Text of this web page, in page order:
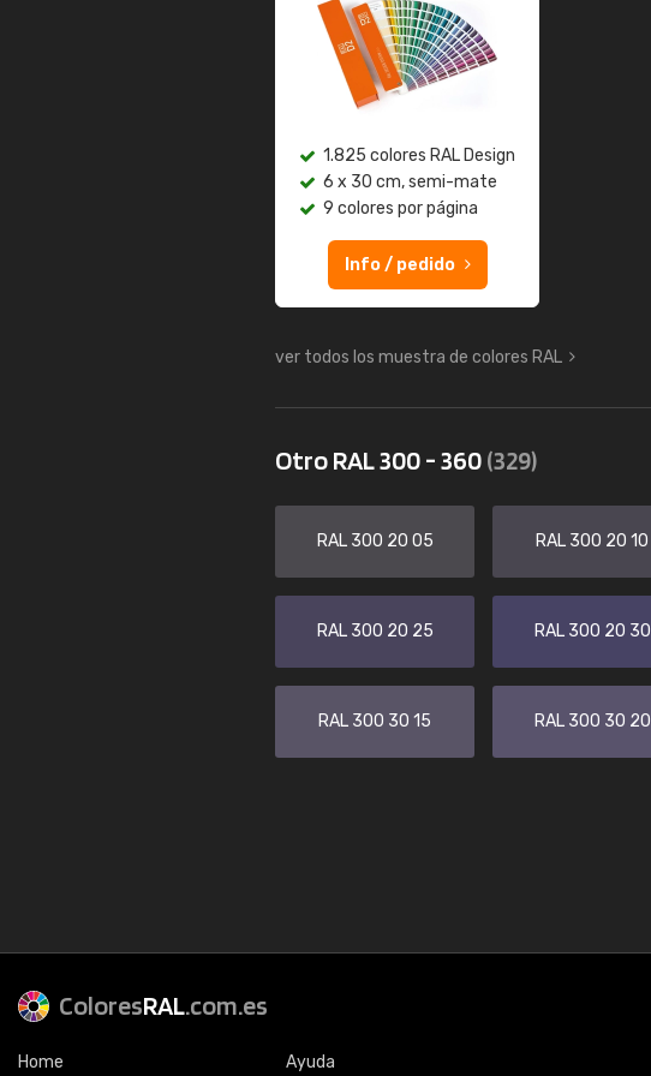
1.825 colores RAL Design
6 x 30 cm, semi-mate
9 colores por página
Info / pedido
ver todos los muestra de colores RAL
Otro RAL 300 - 360(329)
RAL 300 20 05 RAL 300 20 10
RAL 300 20 25 RAL 300 20 30
RAL 300 30 15 RAL 300 30 20
ColoresRAL.com.es
Home Ayuda